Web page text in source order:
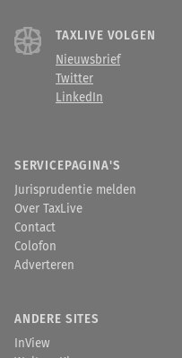
TAXLIVE VOLGEN
Nieuwsbrief
Twitter
LinkedIn
SERVICEPAGINA'S
Jurisprudentie melden
Over TaxLive
Contact
Colofon
Adverteren
ANDERE SITES
InView